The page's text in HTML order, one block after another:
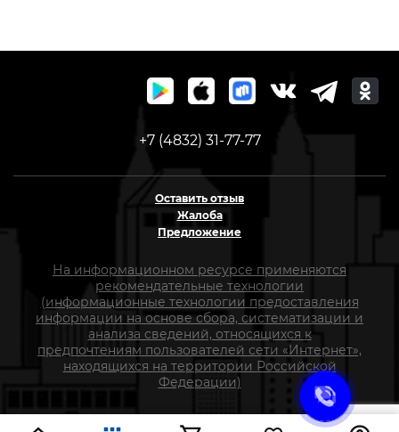
+7 (4832) 31-77-77
Оставить отзыв
Жалоба
Предложение
На информационном ресурсе применяются
рекомендательные технологии
(информационные технологии предоставления
информации на основе сбора, систематизации и
анализа сведений, относящихся к
предпочтениям пользователей сети «Интернет»,
находящихся на территории Российской
Федерации)